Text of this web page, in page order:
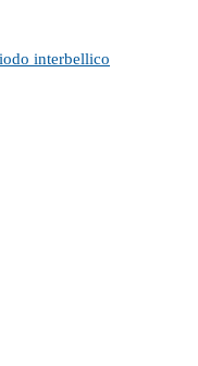
interbellico